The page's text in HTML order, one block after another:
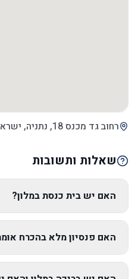
רחוב גד מכנס 18, נתניה, ישראל
שאלות ותשובות
האם יש בית כנסת במלון?
האם פנסיון מלא בהכרח